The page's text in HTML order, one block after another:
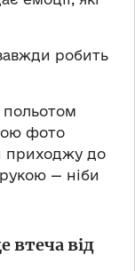
робить
фото
приходжу до
— ніби
втеча від